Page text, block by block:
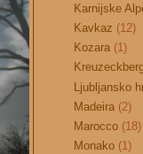
Karnijske
Kavkaz (12)
Kozara (1)
Ljubljansko
Madeira (2)
Marocco (18)
Monako (1)